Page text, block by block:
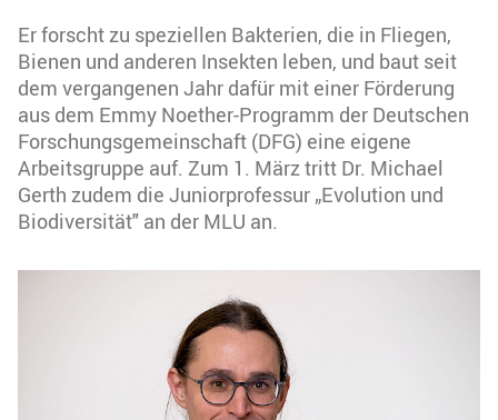
Er forscht zu speziellen Bakterien, die in Fliegen,
Bienen und anderen Insekten leben, und baut seit
dem vergangenen Jahr dafür mit einer Förderung
aus dem Emmy Noether-Programm der Deutschen
Forschungsgemeinschaft (DFG) eine eigene
Arbeitsgruppe auf. Zum 1. März tritt Dr. Michael
Gerth zudem die Juniorprofessur „Evolution und
Biodiversität" an der MLU an.